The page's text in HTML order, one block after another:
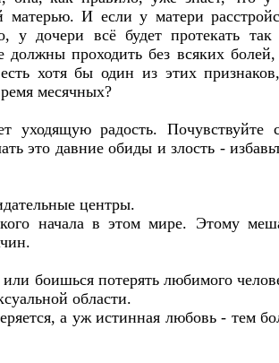
И если у матери
у дочери всё будет протекать
проходить без всяких болей,
хотя бы один из этих
месячных?
уходящую радость. Почувствуйте
это давние обиды и злость -
центры.
начала в этом мире. Этому
боишься потерять любимого
области.
а уж истинная любовь - тем